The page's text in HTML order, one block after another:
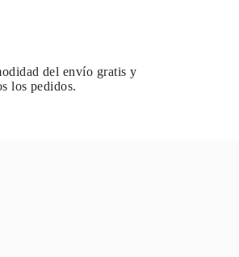
del envío gratis y
los pedidos.